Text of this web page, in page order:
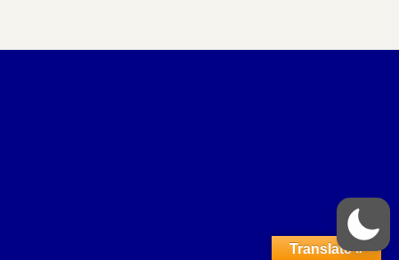
Translate »